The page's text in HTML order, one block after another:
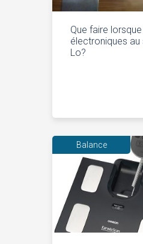
Que faire
électroniques
Lo?
Balance